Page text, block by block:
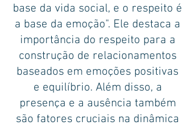
base da vida social, e o respeito é
a base da emoção". Ele destaca a
importância do respeito para a
construção de relacionamentos
baseados em emoções positivas
e equilíbrio. Além disso, a
presença e a ausência também
são fatores cruciais na dinâmica